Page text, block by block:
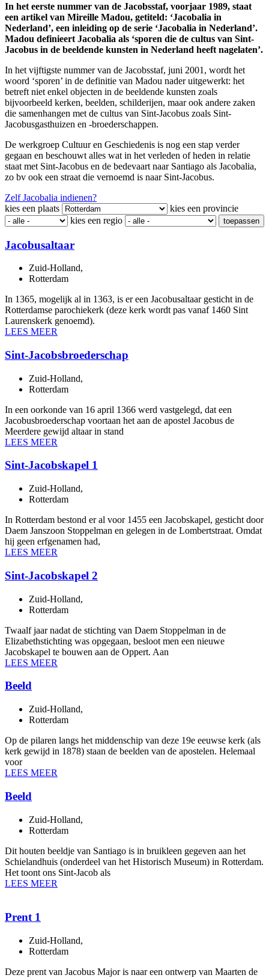
In het eerste nummer van de Jacobsstaf, voorjaar 1989, staat
een artikel van Mireille Madou, getiteld: ‘Jacobalia in
Nederland’, een inleiding op de serie ‘Jacobalia in Nederland’.
Madou definieert Jacobalia als ‘sporen die de cultus van Sint-
Jacobus in de beeldende kunsten in Nederland heeft nagelaten’.
In het vijftigste nummer van de Jacobsstaf, juni 2001, wordt het
woord ‘sporen’ in de definitie van Madou nader uitgewerkt: het
betreft niet enkel objecten in de beeldende kunsten zoals
bijvoorbeeld kerken, beelden, schilderijen, maar ook andere zaken
die samenhangen met de cultus van Sint-Jacobus zoals Sint-
Jacobusgasthuizen en -broederschappen.
De werkgroep Cultuur en Geschiedenis is nog een stap verder
gegaan en beschouwt alles wat in het verleden of heden in relatie
staat met Sint-Jacobus en de bedevaart naar Santiago als Jacobalia,
zo bv ook een straat die vernoemd is naar Sint-Jacobus.
Zelf Jacobalia indienen?
kies een plaats
kies een provincie
kies een regio
toepassen
Jacobusaltaar
Zuid-Holland,
Rotterdam
In 1365, mogelijk al in 1363, is er een Jacobusaltaar gesticht in de
Rotterdamse parochiekerk (deze kerk wordt pas vanaf 1460 Sint
Laurenskerk genoemd).
LEES MEER
Sint-Jacobsbroederschap
Zuid-Holland,
Rotterdam
In een oorkonde van 16 april 1366 werd vastgelegd, dat een
Jacobusbroederschap voortaan het aan de apostel Jacobus de
Meerdere gewijd altaar in stand
LEES MEER
Sint-Jacobskapel 1
Zuid-Holland,
Rotterdam
In Rotterdam bestond er al voor 1455 een Jacobskapel, gesticht door
Daem Janszoon Stoppelman en gelegen in de Lombertstraat. Omdat
hij geen erfgenamen had,
LEES MEER
Sint-Jacobskapel 2
Zuid-Holland,
Rotterdam
Twaalf jaar nadat de stichting van Daem Stoppelman in de
Elizabethstichting was opgegaan, besloot men een nieuwe
Jacobskapel te bouwen aan de Oppert. Aan
LEES MEER
Beeld
Zuid-Holland,
Rotterdam
Op de pilaren langs het middenschip van deze 19e eeuwse kerk (als
kerk gewijd in 1878) staan de beelden van de apostelen. Helemaal
voor
LEES MEER
Beeld
Zuid-Holland,
Rotterdam
Dit houten beeldje van Santiago is in bruikleen gegeven aan het
Schielandhuis (onderdeel van het Historisch Museum) in Rotterdam.
Het toont ons Sint-Jacob als
LEES MEER
Prent 1
Zuid-Holland,
Rotterdam
Deze prent van Jacobus Major is naar een ontwerp van Maarten de